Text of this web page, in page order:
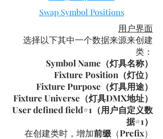
Swap Symbol Positions
用户界面
​选择以下其中一个数据来源来创建
类：
Symbol Name（灯具名称）
Fixture Position（灯位）
Fixture Purpose（灯具用途）
Fixture Universe（灯具DMX地址）
User defined field#1（用户自定义数
据#1）
在创建类时，增加前缀 （Prefix）